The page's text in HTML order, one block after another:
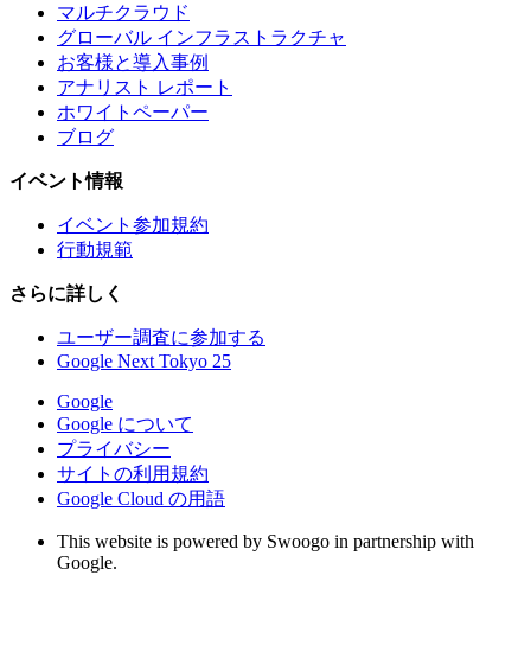
マルチクラウド
グローバル インフラストラクチャ
お客様と導入事例
アナリスト レポート
ホワイトペーパー
ブログ
イベント情報
イベント参加規約
行動規範
さらに詳しく
ユーザー調査に参加する
Google Next Tokyo 25
Google
Google について
プライバシー
サイトの利用規約
Google Cloud の用語
This website is powered by Swoogo in partnership with
Google.